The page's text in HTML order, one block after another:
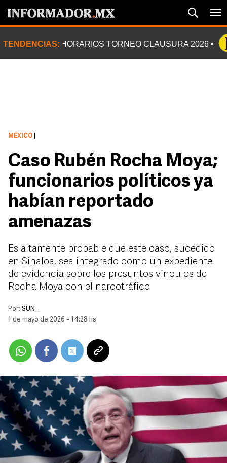
TENDENCIAS: HORARIOS TORNEO CLAUSURA 2026
MÉXICO
Caso Rubén Rocha Moya;
funcionarios políticos ya
habían reportado
amenazas
Es altamente probable que este caso, sucedido
en Sinaloa, sea integrado como un expediente
de evidencia sobre los presuntos vínculos de
Rocha Moya con el narcotráfico
Por: SUN .
1 de mayo de 2026 - 14:28 hs